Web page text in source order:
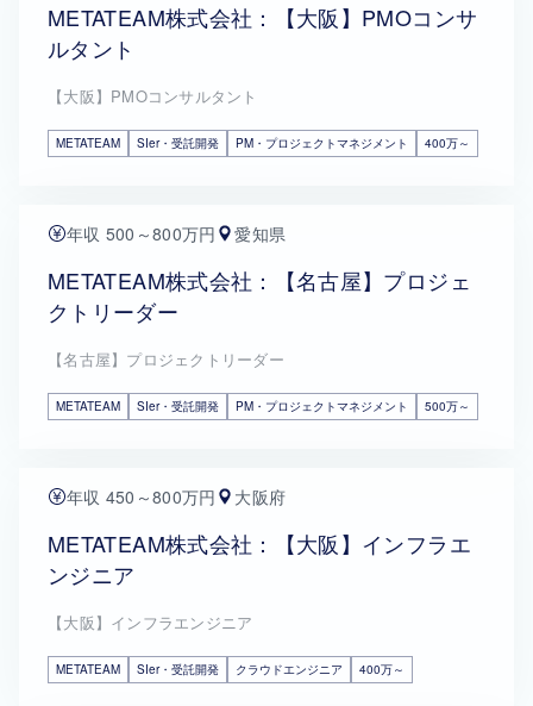
METATEAM株式会社：【大阪】PMOコンサ
ルタント
【大阪】PMOコンサルタント
METATEAM SIer・受託開発 PM・プロジェクトマネジメント 400万～
年収 500～800万円 愛知県
METATEAM株式会社：【名古屋】プロジェ
クトリーダー
【名古屋】プロジェクトリーダー
METATEAM SIer・受託開発 PM・プロジェクトマネジメント 500万～
年収 450～800万円 大阪府
METATEAM株式会社：【大阪】インフラエ
ンジニア
【大阪】インフラエンジニア
METATEAM SIer・受託開発 クラウドエンジニア 400万～